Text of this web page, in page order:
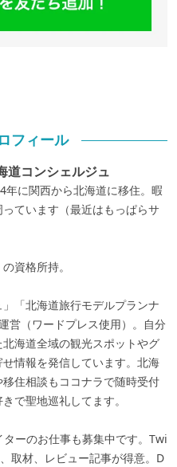
フィール
コンシェルジュ
年に関西から北海道に移住。暇
ています（最近はもっぱらサ
資格所持。
」「北海道旅行モデルプランナ
営（ワードプレス使用）。自分
海道全域の観光スポットやグ
情報を発信しています。北海
住相談もココナラで随時受付
で聖地巡礼してます。
ーのお仕事も募集中です。Twi
取材、レビュー記事が得意。D